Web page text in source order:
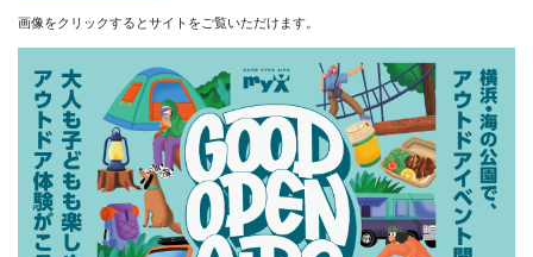
ブ
画像をクリックするとサイトをご覧いただけます。